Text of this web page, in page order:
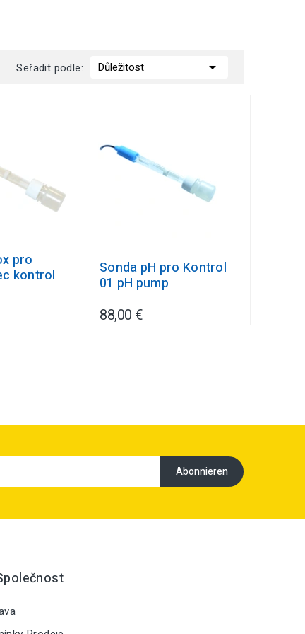
Seřadit podle: Důležitost 
pro
kontrol
Sonda pH pro Kontrol
01 pH pump
88,00 €